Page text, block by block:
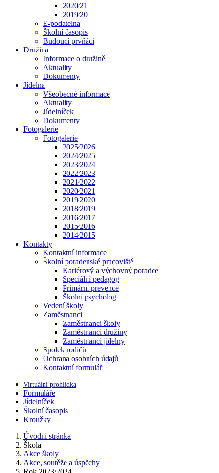
2020⁄21
2019⁄20
E-podatelna
Školní časopis
Budoucí prvňáci
Družina
Informace o družině
Aktuality
Dokumenty
Jídelna
Všeobecné informace
Aktuality
Jídelníček
Dokumenty
Fotogalerie
Fotogalerie
2025⁄2026
2024⁄2025
2023⁄2024
2022⁄2023
2021⁄2022
2020⁄2021
2019⁄2020
2018⁄2019
2016⁄2017
2015⁄2016
2014⁄2015
Kontakty
Kontaktní informace
Školní poradenské pracoviště
Kariérový a výchovný poradce
Speciální pedagog
Primární prevence
Školní psycholog
Vedení školy
Zaměstnanci
Zaměstnanci školy
Zaměstnanci družiny
Zaměstnanci jídelny
Spolek rodičů
Ochrana osobních údajů
Kontaktní formulář
Virtuální prohlídka
Formuláře
Jídelníček
Školní časopis
Kroužky
Úvodní stránka
Škola
Akce školy
Akce, soutěže a úspěchy
Rok 2023/2024